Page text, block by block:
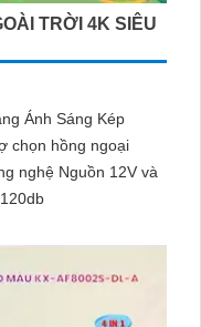
TRỜI 4K SIÊU
Ánh Sáng Kép
chọn hồng ngoại